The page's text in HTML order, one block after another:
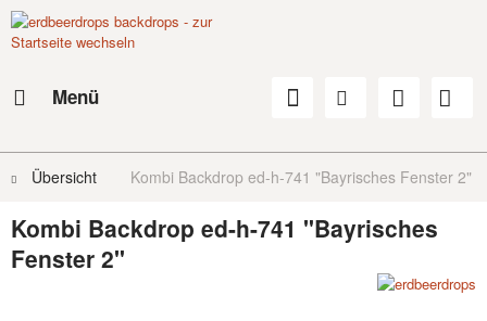
Menü
Übersicht Kombi Backdrop ed-h-741 "Bayrisches Fenster 2"
Kombi Backdrop ed-h-741 "Bayrisches
Fenster 2"